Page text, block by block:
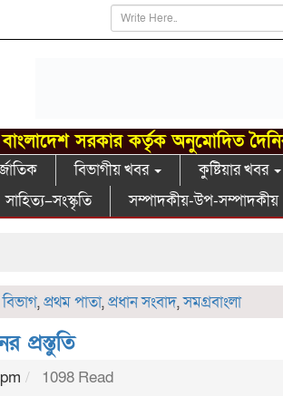
বাংলাদেশ সরকার কর্তৃক অনুমোদিত
বিভাগীয় খবর কুষ্টিয়ার খবর
সাহিত্য–সংস্কৃতি সম্পাদকীয়-উপ-সম্পাদকীয়
,প্রথম পাতা,প্রধান সংবাদ,সমগ্রবাংলা
প্রস্তুতি
1098 Read